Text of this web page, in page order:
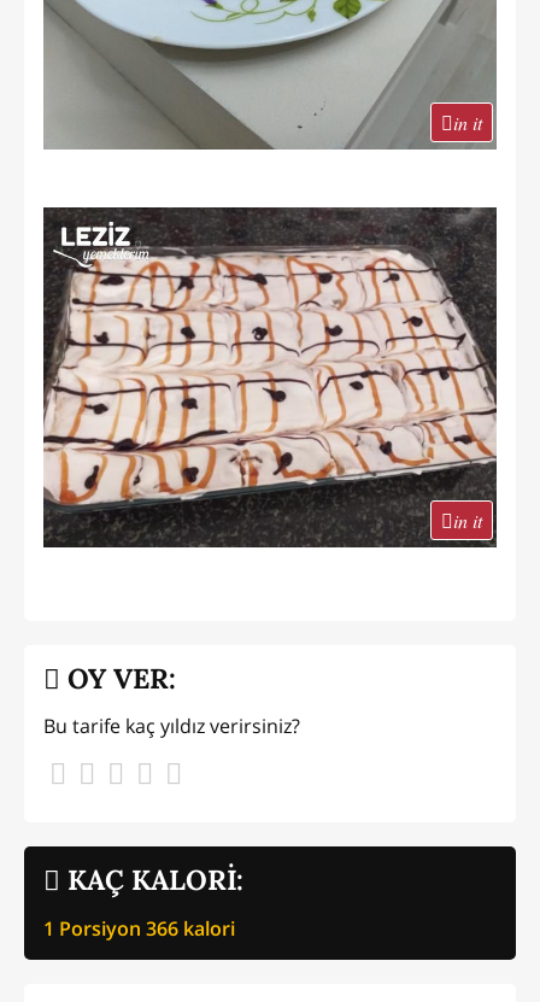
in it
in it
KAÇ KALORİ:
1 Porsiyon 366 kalori
OY VER:
Bu tarife kaç yıldız verirsiniz?